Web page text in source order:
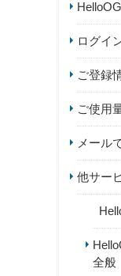
ログイ
ご登録
ご使用
メール
他サー
全般